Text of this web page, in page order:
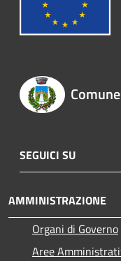
SEGUICI SU
AMMINISTRAZIONE
Organi di Governo
Aree